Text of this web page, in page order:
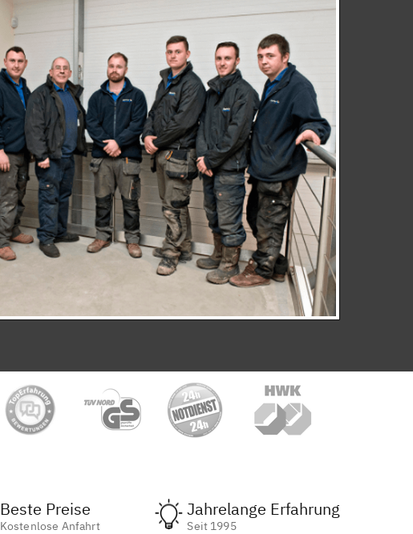
Beste Preise
Kostenlose Anfahrt
Jahrelange Erfahrung
Seit 1995